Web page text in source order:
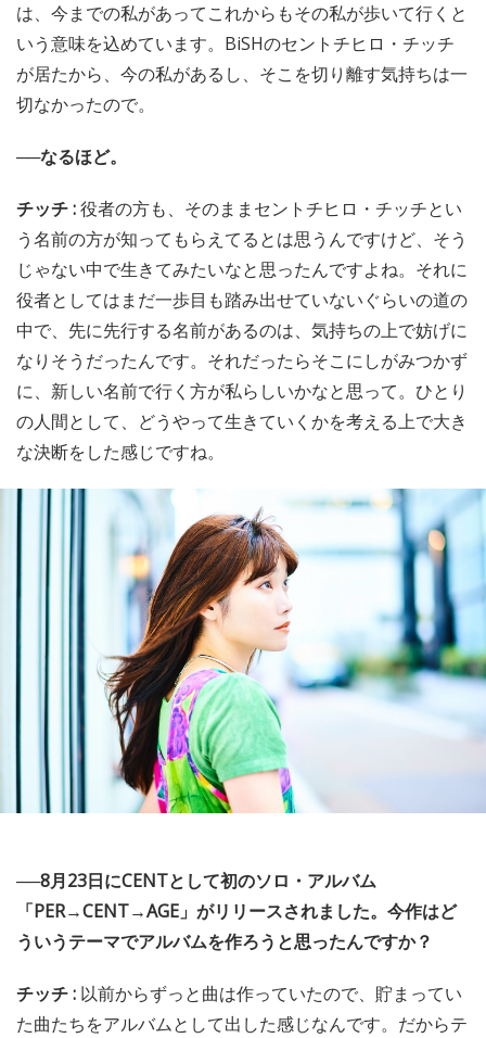
は、今までの私があってこれからもその私が歩いて行くと
いう意味を込めています。BiSHのセントチヒロ・チッチ
が居たから、今の私があるし、そこを切り離す気持ちは一
切なかったので。
──なるほど。
チッチ :役者の方も、そのままセントチヒロ・チッチとい
う名前の方が知ってもらえてるとは思うんですけど、そう
じゃない中で生きてみたいなと思ったんですよね。それに
役者としてはまだ一歩目も踏み出せていないぐらいの道の
中で、先に先行する名前があるのは、気持ちの上で妨げに
なりそうだったんです。それだったらそこにしがみつかず
に、新しい名前で行く方が私らしいかなと思って。ひとり
の人間として、どうやって生きていくかを考える上で大き
な決断をした感じですね。
──8月23日にCENTとして初のソロ・アルバム
「PER→CENT→AGE」がリリースされました。今作はど
ういうテーマでアルバムを作ろうと思ったんですか？
チッチ : 以前からずっと曲は作っていたので、貯まってい
た曲たちをアルバムとして出した感じなんです。だからテ